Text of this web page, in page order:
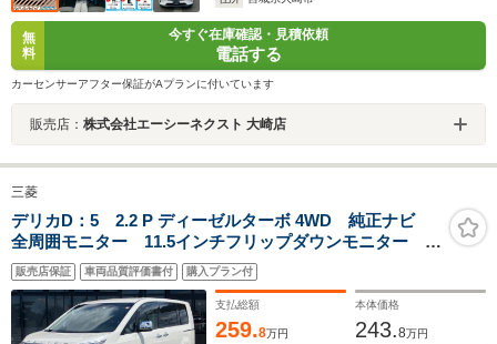
無
料
今すぐ在庫確認・見積依頼
電話する
カーセンサーアフター保証がAプランに付いています
販売店： 株式会社エーシーネクスト 大崎店
三菱
デリカD：5 2.2 P ディーゼルターボ 4WD 純正ナビ
全周囲モニター 11.5インチフリップダウンモニター パ
ワーバックドア 両側電動スライドドア アダプティブ
クルーズコントロール ブラインドスポットモニター
ドラレコ パワーシート シートヒーター
販売店保証 車両品質評価書付 購入プラン付
支払総額
259.8万円
本体価格
243.8万円